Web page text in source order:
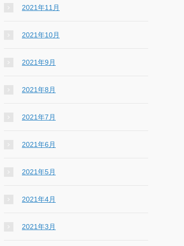
2021年11月
2021年10月
2021年9月
2021年8月
2021年7月
2021年6月
2021年5月
2021年4月
2021年3月